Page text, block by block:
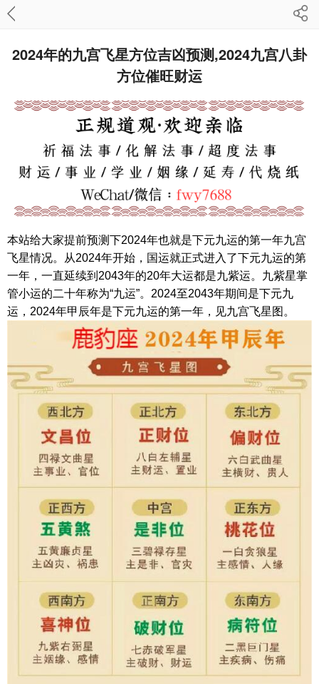
2024年的九宫飞星方位吉凶预测,2024九宫八卦
方位催旺财运
本站给大家提前预测下2024年也就是下元九运的第一年九宫
飞星情况。从2024年开始，国运就正式进入了下元九运的第
一年，一直延续到2043年的20年大运都是九紫运。九紫星掌
管小运的二十年称为“九运”。2024至2043年期间是下元九
运，2024年甲辰年是下元九运的第一年，见九宫飞星图。